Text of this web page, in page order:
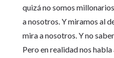
quizá no somos
a nosotros. Y miramos al
mira a nosotros. Y no
Pero en realidad nos